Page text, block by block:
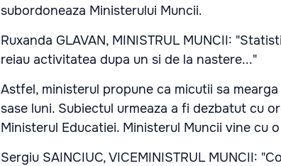
subordoneaza Ministerului Muncii.
Ruxanda GLAVAN, MINISTRUL MUNCII:
reiau activitatea dupa un si de la nastere..."
Astfel, ministerul propune ca micutii sa
sase luni. Subiectul urmeaza a fi dezbatut cu
Ministerul Educatiei. Ministerul Muncii vine cu
Sergiu SAINCIUC, VICEMINISTRUL MUNCII: